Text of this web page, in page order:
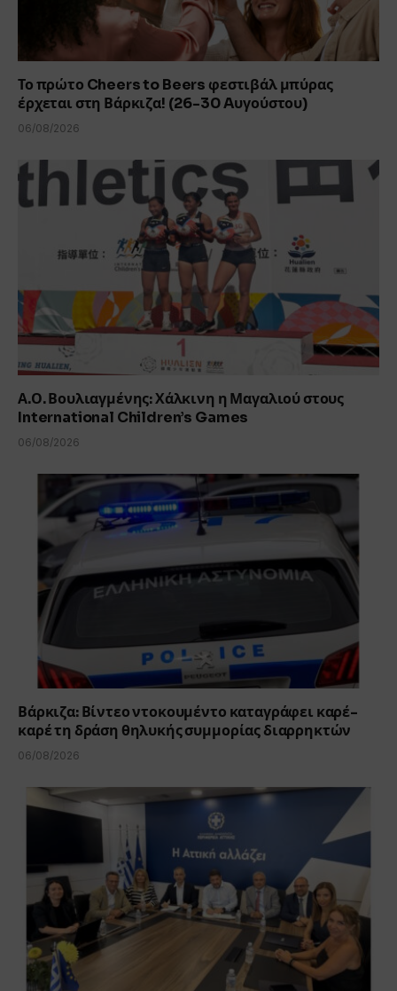
Το πρώτο Cheers to Beers φεστιβάλ μπύρας
έρχεται στη Βάρκιζα! (26-30 Aυγούστου)
06/08/2026
Α.Ο. Βουλιαγμένης: Χάλκινη η Μαγαλιού στους
International Children’s Games
06/08/2026
Βάρκιζα: Βίντεο ντοκουμέντο καταγράφει καρέ-
καρέ τη δράση θηλυκής συμμορίας διαρρηκτών
06/08/2026